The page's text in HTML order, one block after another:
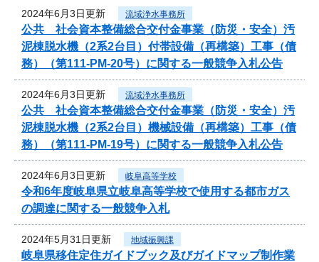
2024年6月3日更新 流域浄水事務所
公共 社会資本整備総合交付金事業（防災・安全）汚
泥棟脱水機（2系2台目）付帯設備（再構築）工事（債
務）（第111-PM-20号）に関する一般競争入札公告
2024年6月3日更新 流域浄水事務所
公共 社会資本整備総合交付金事業（防災・安全）汚
泥棟脱水機（2系2台目）機械設備（再構築）工事（債
務）（第111-PM-19号）に関する一般競争入札公告
2024年6月3日更新 岐阜高等学校
令和6年度岐阜県立岐阜高等学校で使用する都市ガス
の調達に関する一般競争入札
2024年5月31日更新 地域振興課
岐阜県移住定住ガイドブック及びガイドマップ制作業